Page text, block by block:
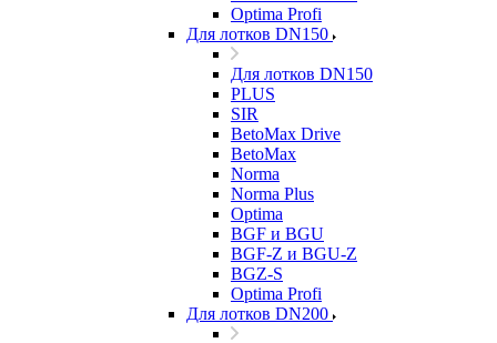
Optima Profi
Для лотков DN150
Для лотков DN150
PLUS
SIR
BetoMax Drive
BetoMax
Norma
Norma Plus
Optima
BGF и BGU
BGF-Z и BGU-Z
BGZ-S
Optima Profi
Для лотков DN200